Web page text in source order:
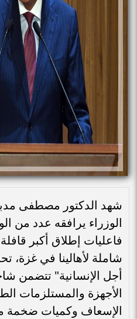
شهد الدكتور مصطفى
الوزراء يرافقه عدد من
فاعليات إطلاق أكبر
شاملة لأهالينا في
أجل الإنسانية" تتضمن
الأجهزة والمستلزمات
الإسعاف وكميات ضخمة